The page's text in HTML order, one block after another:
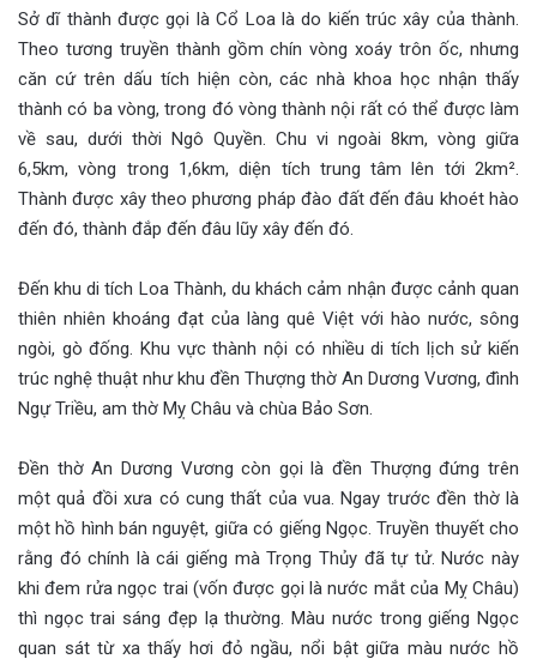
Sở dĩ thành được gọi là Cổ Loa là do kiến trúc xây của thành.
Theo tương truyền thành gồm chín vòng xoáy trôn ốc, nhưng
căn cứ trên dấu tích hiện còn, các nhà khoa học nhận thấy
thành có ba vòng, trong đó vòng thành nội rất có thể được làm
về sau, dưới thời Ngô Quyền. Chu vi ngoài 8km, vòng giữa
6,5km, vòng trong 1,6km, diện tích trung tâm lên tới 2km².
Thành được xây theo phương pháp đào đất đến đâu khoét hào
đến đó, thành đắp đến đâu lũy xây đến đó.
Đến khu di tích Loa Thành, du khách cảm nhận được cảnh quan
thiên nhiên khoáng đạt của làng quê Việt với hào nước, sông
ngòi, gò đống. Khu vực thành nội có nhiều di tích lịch sử kiến
trúc nghệ thuật như khu đền Thượng thờ An Dương Vương, đình
Ngự Triều, am thờ Mỵ Châu và chùa Bảo Sơn.
Đền thờ An Dương Vương còn gọi là đền Thượng đứng trên
một quả đồi xưa có cung thất của vua. Ngay trước đền thờ là
một hồ hình bán nguyệt, giữa có giếng Ngọc. Truyền thuyết cho
rằng đó chính là cái giếng mà Trọng Thủy đã tự tử. Nước này
khi đem rửa ngọc trai (vốn được gọi là nước mắt của Mỵ Châu)
thì ngọc trai sáng đẹp lạ thường. Màu nước trong giếng Ngọc
quan sát từ xa thấy hơi đỏ ngầu, nổi bật giữa màu nước hồ